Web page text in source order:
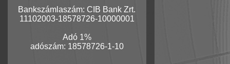
Bankszámlaszám: CIB Bank Zrt.
11102003-18578726-10000001
Adó 1%
adószám: 18578726-1-10